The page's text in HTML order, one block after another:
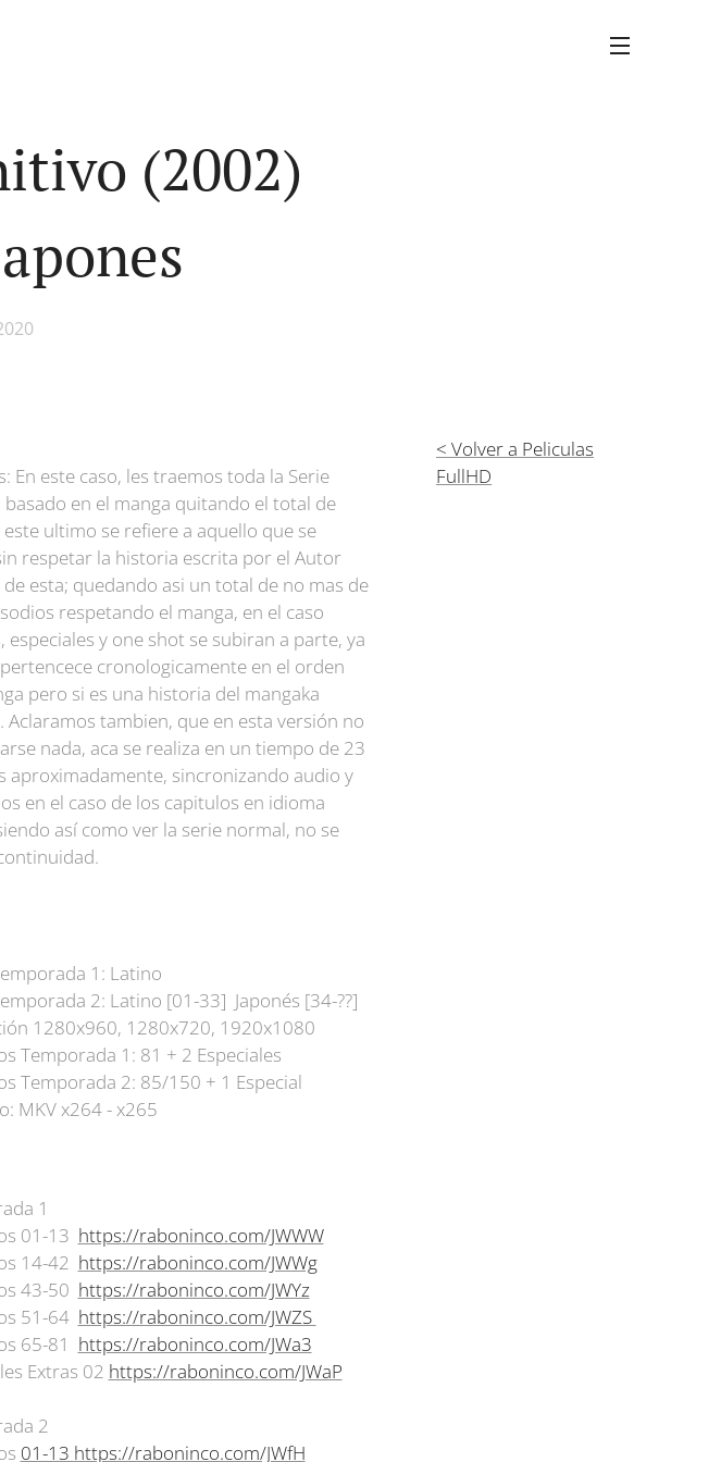
(2002)
En este caso, les traemos toda la Serie
en el manga quitando el total de
ultimo se refiere a aquello que se
respetar la historia escrita por el Autor
esta; quedando asi un total de no mas de
respetando el manga, en el caso
especiales y one shot se subiran a parte, ya
cronologicamente en el orden
pero si es una historia del mangaka
Aclaramos tambien, que en esta versión no
nada, aca se realiza en un tiempo de 23
aproximadamente, sincronizando audio y
en el caso de los capitulos en idioma
así como ver la serie normal, no se
1: Latino
2: Latino [01-33] Japonés [34-??]
1280x960, 1280x720, 1920x1080
Temporada 1: 81 + 2 Especiales
Temporada 2: 85/150 + 1 Especial
MKV x264 - x265
1
01-13 https://raboninco.com/JWWW
14-42 https://raboninco.com/JWWg
43-50 https://raboninco.com/JWYz
51-64 https://raboninco.com/JWZS
65-81 https://raboninco.com/JWa3
Extras 02 https://raboninco.com/JWaP
2
01-13 https://raboninco.com/JWfH
< Volver a Peliculas
FullHD